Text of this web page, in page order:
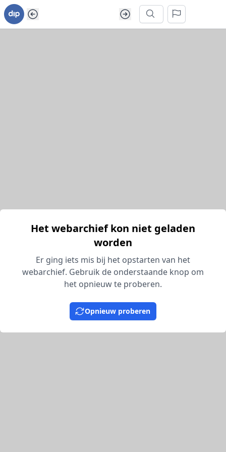
Ga naar inhoud van webarchief
Zoek in dit webarchief
Het webarchief kon niet geladen
worden
Er ging iets mis bij het opstarten van het
webarchief. Gebruik de onderstaande knop om
het opnieuw te proberen.
Opnieuw proberen